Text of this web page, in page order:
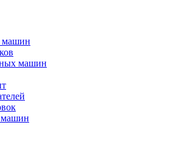
машин
машин